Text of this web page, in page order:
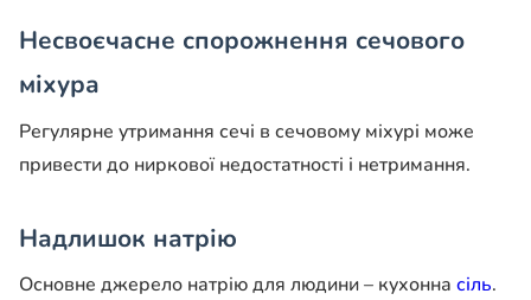
Несвоєчасне спорожнення сечового
міхура
Регулярне утримання сечі в сечовому міхурі може
привести до ниркової недостатності і нетримання.
Надлишок натрію
Основне джерело натрію для людини – кухонна сіль.